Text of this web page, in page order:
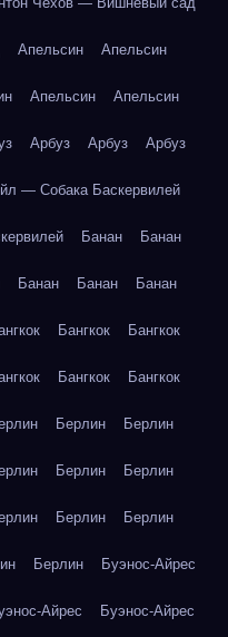
Апельсин Апельсин
Апельсин Апельсин
Арбуз Арбуз Арбуз
— Собака Баскервилей
Банан Банан
Банан Банан Банан
Бангкок Бангкок
Бангкок Бангкок
Берлин Берлин
Берлин Берлин
Берлин Берлин
Берлин Буэнос-Айрес
Айрес Буэнос-Айрес